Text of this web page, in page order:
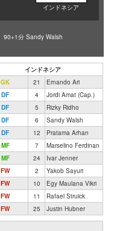
インドネシア
90+1分 Sandy Walsh
インドネシア
GK 21
Ernando Ari
DF 4
Jordi Amat (Cap.)
DF 5
Rizky Ridho
DF 6
Sandy Walsh
DF 12
Pratama Arhan
MF 7
Marselino Ferdinan
MF 24
Ivar Jenner
FW 2
Yakob Sayuri
FW 10
Egy Maulana Vikri
FW 11
Rafael Struick
FW 25 Justin Hubner